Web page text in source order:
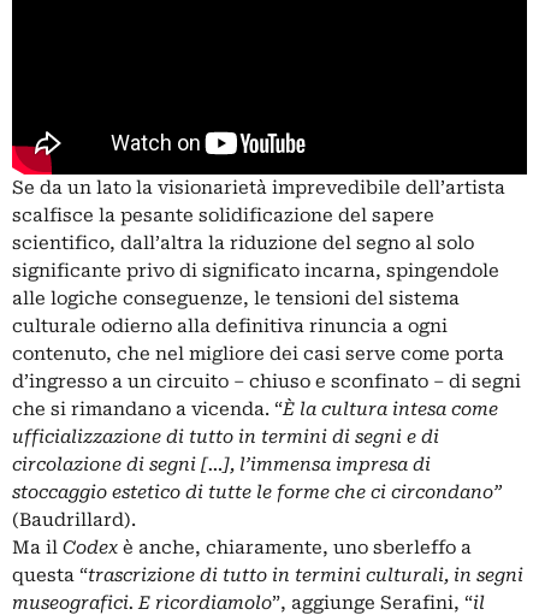
Se da un lato la visionarietà imprevedibile dell’artista
scalfisce la pesante solidificazione del sapere
scientifico, dall’altra la riduzione del segno al solo
significante privo di significato incarna, spingendole
alle logiche conseguenze, le tensioni del sistema
culturale odierno alla definitiva rinuncia a ogni
contenuto, che nel migliore dei casi serve come porta
d’ingresso a un circuito – chiuso e sconfinato – di segni
che si rimandano a vicenda. “È la cultura intesa come
ufficializzazione di tutto in termini di segni e di
circolazione di segni […], l’immensa impresa di
stoccaggio estetico di tutte le forme che ci circondano”
(Baudrillard).
Ma il Codex è anche, chiaramente, uno sberleffo a
questa “trascrizione di tutto in termini culturali, in segni
museografici. E ricordiamolo”, aggiunge Serafini, “il